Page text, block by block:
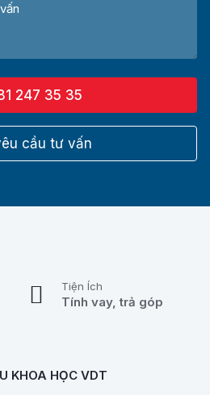
247 35 35
cầu tư vấn
Tiện Ích
Tính vay, trả góp
KHOA HỌC VDT